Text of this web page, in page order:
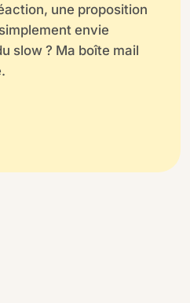
une proposition
envie
slow ? Ma boîte mail